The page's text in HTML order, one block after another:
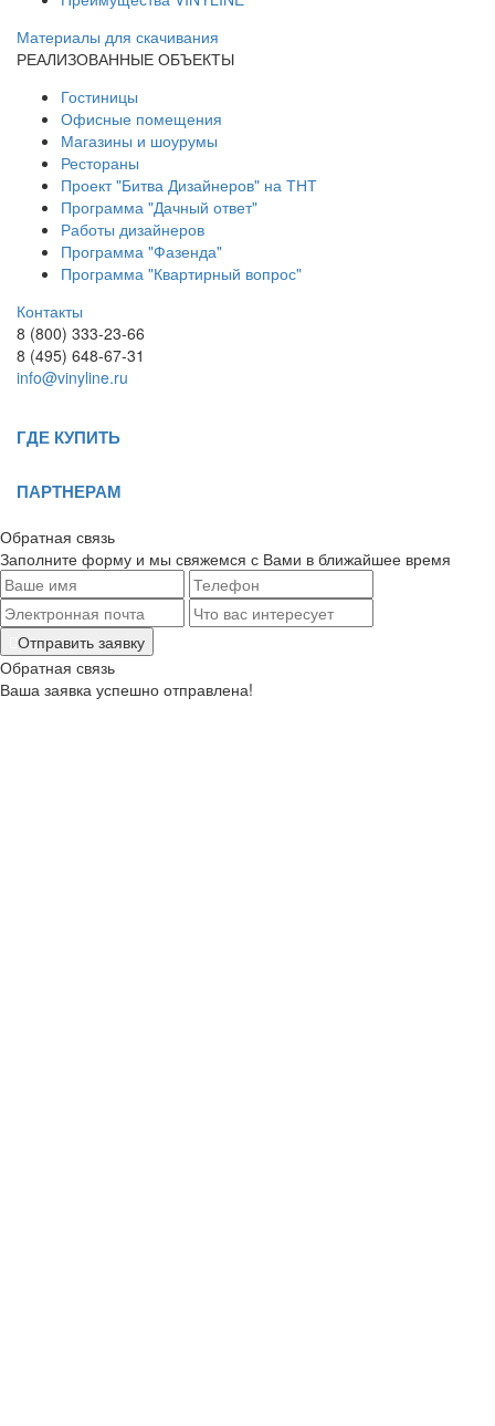
Материалы для скачивания
РЕАЛИЗОВАННЫЕ ОБЪЕКТЫ
Гостиницы
Офисные помещения
Магазины и шоурумы
Рестораны
Проект "Битва Дизайнеров" на ТНТ
Программа "Дачный ответ"
Работы дизайнеров
Программа "Фазенда"
Программа "Квартирный вопрос"
Контакты
8 (800) 333-23-66
8 (495) 648-67-31
info@vinyline.ru
ГДЕ КУПИТЬ
ПАРТНЕРАМ
Обратная связь
Заполните форму и мы свяжемся с Вами в ближайшее время
Отправить заявку
Обратная связь
Ваша заявка успешно отправлена!